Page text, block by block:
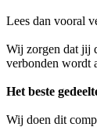
Lees dan vooral
Wij zorgen dat jij
verbonden wordt
Het beste
Wij doen dit